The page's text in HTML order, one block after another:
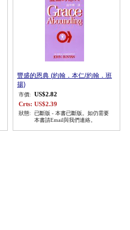
豐盛的恩典 (約翰．本仁/約翰．班
揚)
市價:
US$2.82
Crts: US$2.39
狀態:
已斷版 - 本書已斷版。如仍需要
本書請Email與我們連絡。